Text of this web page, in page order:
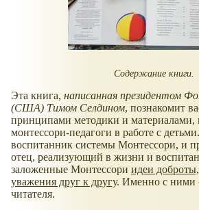
Содержание книги.
Эта книга, написанная президентом
(США) Тимом Селдином, познакомит
принципами методики и материалами,
монтессори-педагоги в работе с
воспитанник системы Монтессори, и
отец, реализующий в жизни и
заложенные Монтессори идеи
уважения друг к другу. Именно с ними
читателя.